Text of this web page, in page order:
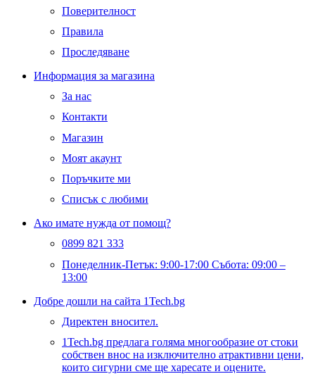
Поверителност
Правила
Проследяване
Информация за магазина
За нас
Контакти
Магазин
Моят акаунт
Поръчките ми
Списък с любими
Ако имате нужда от помощ?
0899 821 333
Понеделник-Петък: 9:00-17:00 Събота: 09:00 –
13:00
Добре дошли на сайта 1Tech.bg
Директен вносител.
1Tech.bg предлага голяма многообразие от стоки
собствен внос на изключително атрактивни цени,
които сигурни сме ще харесате и оцените.